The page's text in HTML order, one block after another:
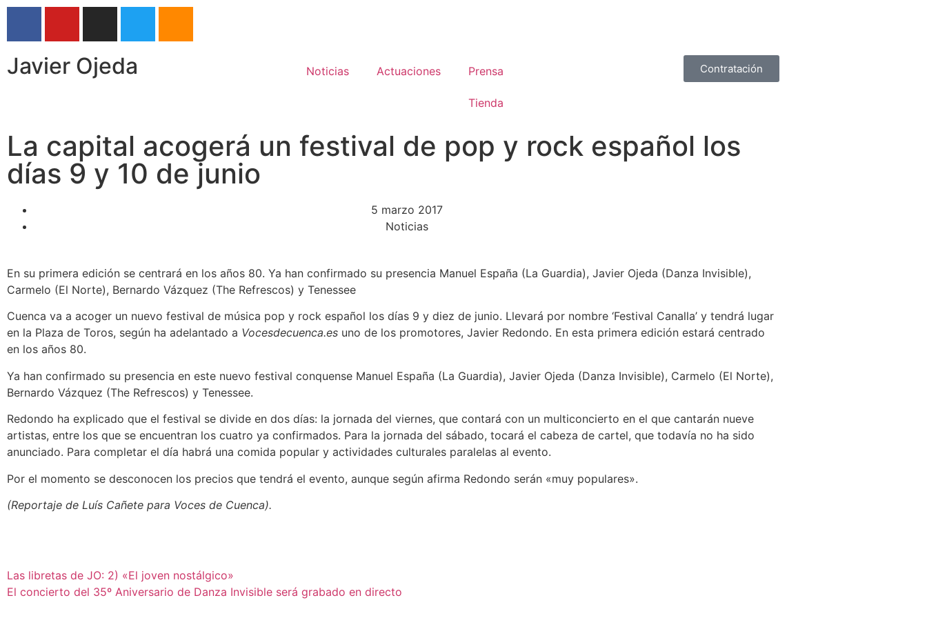
Javier Ojeda Noticias Actuaciones Prensa
Tienda
Contratación
La capital acogerá un festival de pop y rock español los
días 9 y 10 de junio
5 marzo 2017
Noticias
En su primera edición se centrará en los años 80. Ya han confirmado su presencia Manuel España (La Guardia), Javier Ojeda (Danza Invisible),
Carmelo (El Norte), Bernardo Vázquez (The Refrescos) y Tenessee
Cuenca va a acoger un nuevo festival de música pop y rock español los días 9 y diez de junio. Llevará por nombre ‘Festival Canalla’ y tendrá lugar
en la Plaza de Toros, según ha adelantado a Vocesdecuenca.es uno de los promotores, Javier Redondo. En esta primera edición estará centrado
en los años 80.
Ya han confirmado su presencia en este nuevo festival conquense Manuel España (La Guardia), Javier Ojeda (Danza Invisible), Carmelo (El Norte),
Bernardo Vázquez (The Refrescos) y Tenessee.
Redondo ha explicado que el festival se divide en dos días: la jornada del viernes, que contará con un multiconcierto en el que cantarán nueve
artistas, entre los que se encuentran los cuatro ya confirmados. Para la jornada del sábado, tocará el cabeza de cartel, que todavía no ha sido
anunciado. Para completar el día habrá una comida popular y actividades culturales paralelas al evento.
Por el momento se desconocen los precios que tendrá el evento, aunque según afirma Redondo serán «muy populares».
(Reportaje de Luís Cañete para Voces de Cuenca).
Las libretas de JO: 2) «El joven nostálgico»
El concierto del 35º Aniversario de Danza Invisible será grabado en directo